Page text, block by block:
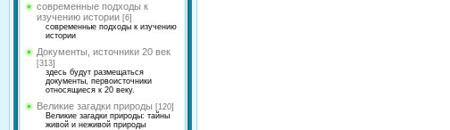
современные подходы к
изучению истории [6]
современные подходы к изучению
истории
Документы, источники 20 век
[313]
здесь будут размещаться
документы, первоисточники
относящиеся к 20 веку.
Великие загадки природы [120]
Великие загадки природы: тайны
живой и неживой природы